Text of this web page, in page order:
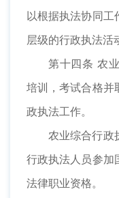
以根据执法协同工
层级的行政执法活
第十四条 农
培训，考试合格并
政执法工作。
农业综合行政
行政执法人员参加
法律职业资格。